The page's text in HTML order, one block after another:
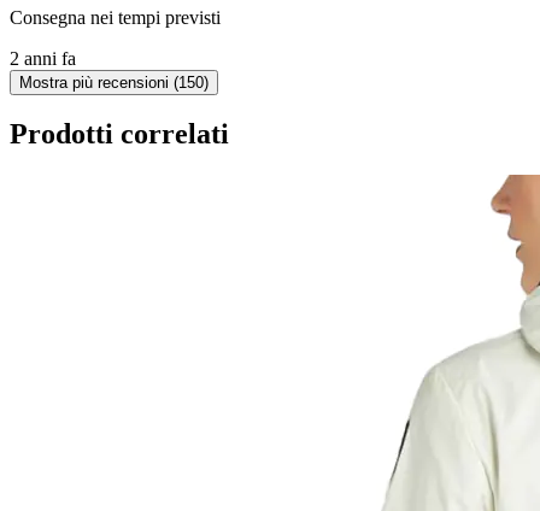
Consegna nei tempi previsti
2 anni fa
Mostra più recensioni (150)
Prodotti correlati